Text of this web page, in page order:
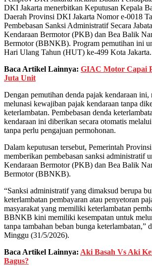
DKI Jakarta menerbitkan Keputusan Kepala
Daerah Provinsi DKI Jakarta Nomor e-0018
Pembebasan Sanksi Administratif Secara
Kendaraan Bermotor (PKB) dan Bea Balik
Bermotor (BBNKB). Program pemutihan ini
Hari Ulang Tahun (HUT) ke-499 Kota Jakarta.
Baca Artikel Lainnya: GIAC Motor Capai
Juta Unit
Dengan pemutihan denda pajak kendaraan ini,
melunasi kewajiban pajak kendaraan tanpa
keterlambatan. Pembebasan denda
kendaraan ini diberikan secara otomatis
tanpa perlu pengajuan permohonan.
Dalam keputusan tersebut, Pemerintah
memberikan pembebasan sanksi administratif
Kendaraan Bermotor (PKB) dan Bea Balik
Bermotor (BBNKB).
“Sanksi administratif yang dimaksud berupa
keterlambatan pembayaran atau penyetoran
masyarakat yang memiliki keterlambatan
BBNKB kini memiliki kesempatan untuk
tanpa tambahan beban bunga keterlambatan,”
Minggu (31/5/2026).
Baca Artikel Lainnya: Aki Basah Vs Aki
Bagus?